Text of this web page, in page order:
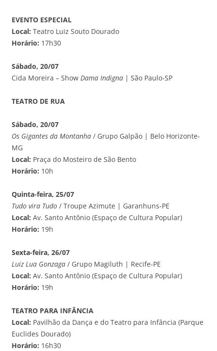
EVENTO ESPECIAL
Local: Teatro Luiz Souto Dourado
Horário: 17h30
Sábado, 20/07
Cida Moreira – Show Dama Indigna | São Paulo-SP
TEATRO DE RUA
Sábado, 20/07
Os Gigantes da Montanha / Grupo Galpão | Belo Horizonte-
MG
Local: Praça do Mosteiro de São Bento
Horário: 10h
Quinta-feira, 25/07
Tudo vira Tudo / Troupe Azimute | Garanhuns-PE
Local: Av. Santo Antônio (Espaço de Cultura Popular)
Horário: 19h
Sexta-feira, 26/07
Luiz Lua Gonzaga / Grupo Magiluth | Recife-PE
Local: Av. Santo Antônio (Espaço de Cultura Popular)
Horário: 19h
TEATRO PARA INFÂNCIA
Local: Pavilhão da Dança e do Teatro para Infância (Parque
Euclides Dourado)
Horário: 16h30